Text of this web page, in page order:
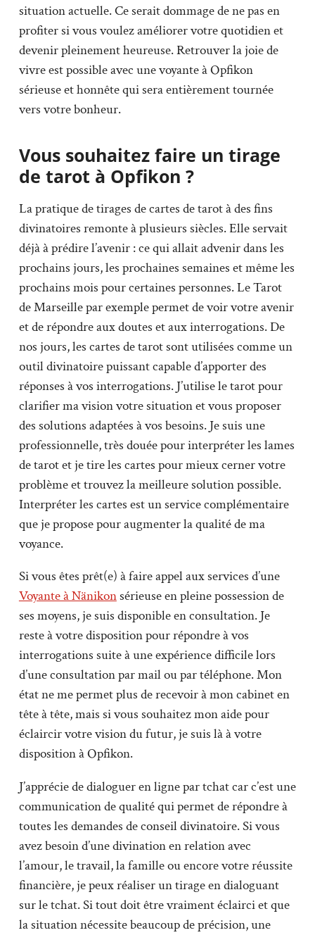
situation actuelle. Ce serait dommage de ne pas en
profiter si vous voulez améliorer votre quotidien et
devenir pleinement heureuse. Retrouver la joie de
vivre est possible avec une voyante à Opfikon
sérieuse et honnête qui sera entièrement tournée
vers votre bonheur.
Vous souhaitez faire un tirage
de tarot à Opfikon ?
La pratique de tirages de cartes de tarot à des fins
divinatoires remonte à plusieurs siècles. Elle servait
déjà à prédire l’avenir : ce qui allait advenir dans les
prochains jours, les prochaines semaines et même les
prochains mois pour certaines personnes. Le Tarot
de Marseille par exemple permet de voir votre avenir
et de répondre aux doutes et aux interrogations. De
nos jours, les cartes de tarot sont utilisées comme un
outil divinatoire puissant capable d’apporter des
réponses à vos interrogations. J’utilise le tarot pour
clarifier ma vision votre situation et vous proposer
des solutions adaptées à vos besoins. Je suis une
professionnelle, très douée pour interpréter les lames
de tarot et je tire les cartes pour mieux cerner votre
problème et trouvez la meilleure solution possible.
Interpréter les cartes est un service complémentaire
que je propose pour augmenter la qualité de ma
voyance.
Si vous êtes prêt(e) à faire appel aux services d’une
Voyante à Nänikonsérieuse en pleine possession de
ses moyens, je suis disponible en consultation. Je
reste à votre disposition pour répondre à vos
interrogations suite à une expérience difficile lors
d’une consultation par mail ou par téléphone. Mon
état ne me permet plus de recevoir à mon cabinet en
tête à tête, mais si vous souhaitez mon aide pour
éclaircir votre vision du futur, je suis là à votre
disposition à Opfikon.
J’apprécie de dialoguer en ligne par tchat car c’est une
communication de qualité qui permet de répondre à
toutes les demandes de conseil divinatoire. Si vous
avez besoin d’une divination en relation avec
l’amour, le travail, la famille ou encore votre réussite
financière, je peux réaliser un tirage en dialoguant
sur le tchat. Si tout doit être vraiment éclairci et que
la situation nécessite beaucoup de précision, une